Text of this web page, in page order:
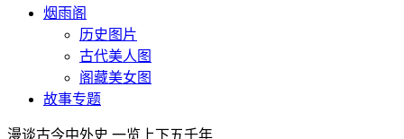
烟雨阁
历史图片
古代美人图
阁藏美女图
故事专题
漫谈古今中外史 一览上下五千年